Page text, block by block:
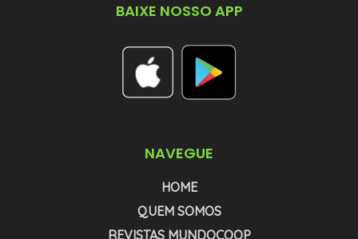
BAIXE NOSSO APP
NAVEGUE
HOME
QUEM SOMOS
REVISTAS MUNDOCOOP